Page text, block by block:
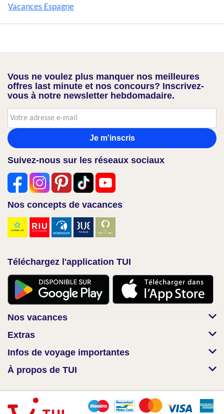
Vacances Espagne
Vous ne voulez plus manquer nos meilleures
offres last minute et nos concours? Inscrivez-
vous à notre newsletter hebdomadaire.
Je m'inscris
Suivez-nous sur les réseaux sociaux
Nos concepts de vacances
Téléchargez l'application TUI
Nos vacances
Extras
Infos de voyage importantes
À propos de TUI